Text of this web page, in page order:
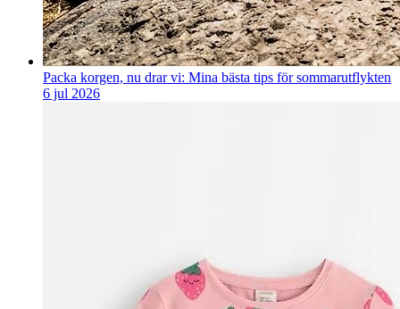
Packa korgen, nu drar vi: Mina bästa tips för sommarutflykten
6 jul 2026